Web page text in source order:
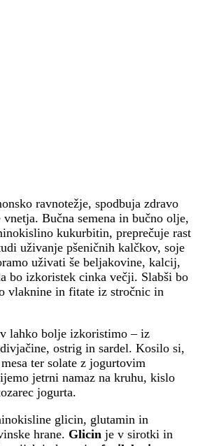
ravnotežje, spodbuja zdravo
Bučna semena in bučno olje,
kukurbitin, preprečuje rast
uživanje pšeničnih kalčkov, soje
uživati še beljakovine, kalcij,
bo izkoristek cinka večji. Slabši bo
vlaknine in fitate iz stročnic in
lahko bolje izkoristimo – iz
ostrig in sardel. Kosilo si,
ter solate z jogurtovim
jetrni namaz na kruhu, kislo
jogurta.
glicin, glutamin in
hrane. Glicin je v sirotki in